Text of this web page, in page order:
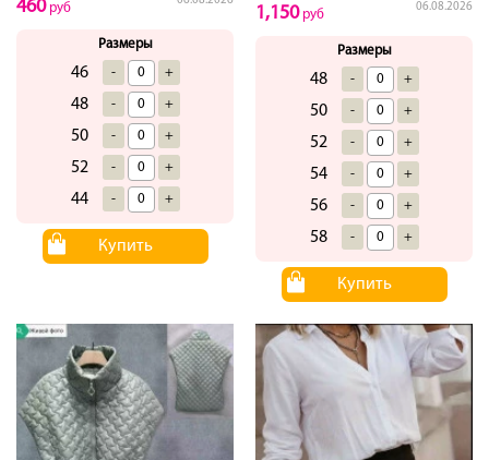
460руб
Размеры
46 - +
48 - +
50 - +
52 - +
44 - +
Купить
06.08.2026
1,150руб
Размеры
48 - +
50 - +
52 - +
54 - +
56 - +
58 - +
Купить